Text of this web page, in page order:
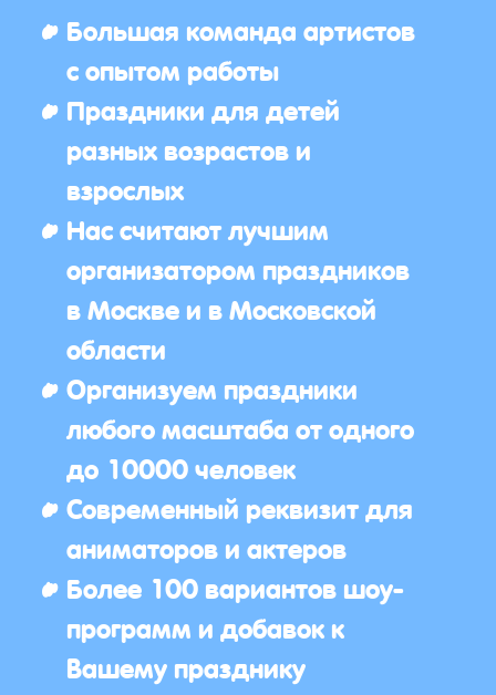
Большая команда артистов
с опытом работы
Праздники для детей
разных возрастов и
взрослых
Нас считают лучшим
организатором праздников
в Москве и в Московской
области
Организуем праздники
любого масштаба от одного
до 10000 человек
Современный реквизит для
аниматоров и актеров
Более 100 вариантов шоу-
программ и добавок к
Вашему празднику